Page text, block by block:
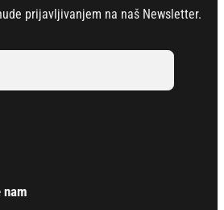
prijavljivanjem na naš Newsletter.
nam